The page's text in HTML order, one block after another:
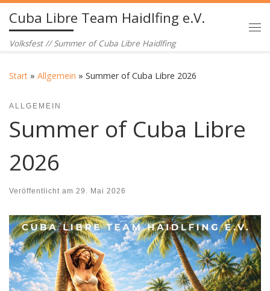
Zum Inhalt springen
Cuba Libre Team Haidlfing e.V.
Volksfest // Summer of Cuba Libre Haidlfing
Start » Allgemein » Summer of Cuba Libre 2026
ALLGEMEIN
Summer of Cuba Libre
2026
Veröffentlicht am 29. Mai 2026